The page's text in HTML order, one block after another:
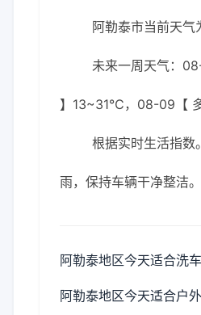
阿勒泰市当前天
未来一周天气：
】13~31℃，08-09【
根据实时生活指数
雨，保持车辆干净整洁。
阿勒泰地区今天适合洗车
阿勒泰地区今天适合户